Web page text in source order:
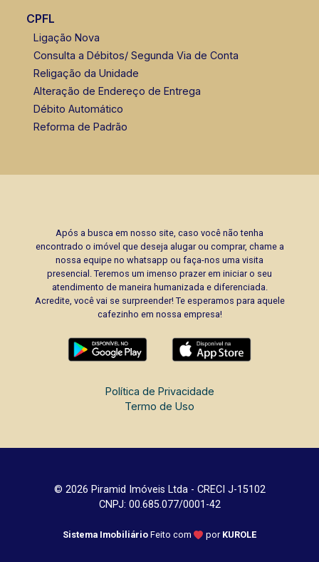
CPFL
Ligação Nova
Consulta a Débitos/ Segunda Via de Conta
Religação da Unidade
Alteração de Endereço de Entrega
Débito Automático
Reforma de Padrão
Após a busca em nosso site, caso você não tenha
encontrado o imóvel que deseja alugar ou comprar, chame a
nossa equipe no whatsapp ou faça-nos uma visita
presencial. Teremos um imenso prazer em iniciar o seu
atendimento de maneira humanizada e diferenciada.
Acredite, você vai se surpreender! Te esperamos para aquele
cafezinho em nossa empresa!
Política de Privacidade
Termo de Uso
© 2026 Piramid Imóveis Ltda - CRECI J-15102
CNPJ: 00.685.077/0001-42
Sistema Imobiliário Feito com por KUROLE